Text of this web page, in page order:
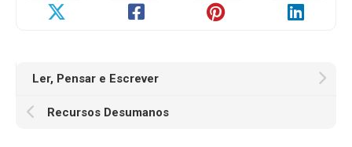
Ler, Pensar e Escrever
Recursos Desumanos